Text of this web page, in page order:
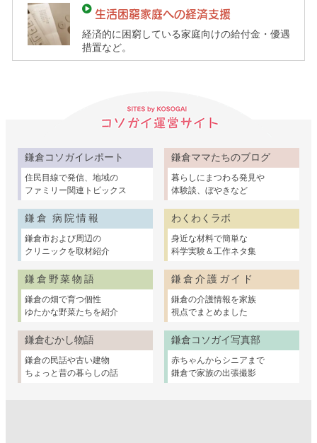
生活困窮家庭への経済支援
経済的に困窮している家庭向けの給付金・優遇
措置など。
鎌倉コソガイレポート
住民目線で発信、地域の
ファミリー関連トピックス
鎌倉ママたちのブログ
暮らしにまつわる発見や
体験談、ぼやきなど
鎌倉 病院情報
鎌倉市および周辺の
クリニックを取材紹介
わくわくラボ
身近な材料で簡単な
科学実験＆工作ネタ集
鎌倉野菜物語
鎌倉の畑で育つ個性
ゆたかな野菜たちを紹介
鎌倉介護ガイド
鎌倉の介護情報を家族
視点でまとめました
鎌倉むかし物語
鎌倉の民話や古い建物
ちょっと昔の暮らしの話
鎌倉コソガイ写真部
赤ちゃんからシニアまで
鎌倉で家族の出張撮影